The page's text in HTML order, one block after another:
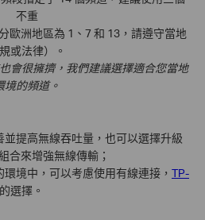
不重
歐洲地區為 1、7 和 13，請遵守當地
或法律）。
會很擁擠，我們建議選擇適合您當地
境的頻道。
提高無線吞吐量，也可以選擇升級
合來增強無線傳輸；
境中，可以考慮使用有線連接， TP-
選擇。